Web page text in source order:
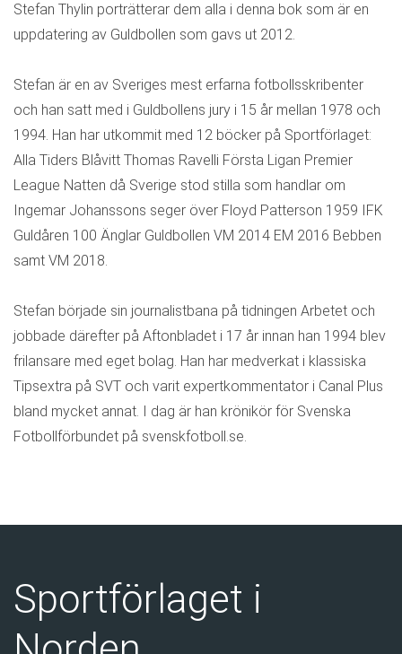
Stefan Thylin porträtterar dem alla i denna bok som är en
uppdatering av Guldbollen som gavs ut 2012.
Stefan är en av Sveriges mest erfarna fotbollsskribenter
och han satt med i Guldbollens jury i 15 år mellan 1978 och
1994. Han har utkommit med 12 böcker på Sportförlaget:
Alla Tiders Blåvitt Thomas Ravelli Första Ligan Premier
League Natten då Sverige stod stilla som handlar om
Ingemar Johanssons seger över Floyd Patterson 1959 IFK
Guldåren 100 Änglar Guldbollen VM 2014 EM 2016 Bebben
samt VM 2018.
Stefan började sin journalistbana på tidningen Arbetet och
jobbade därefter på Aftonbladet i 17 år innan han 1994 blev
frilansare med eget bolag. Han har medverkat i klassiska
Tipsextra på SVT och varit expertkommentator i Canal Plus
bland mycket annat. I dag är han krönikör för Svenska
Fotbollförbundet på svenskfotboll.se.
Sportförlaget i